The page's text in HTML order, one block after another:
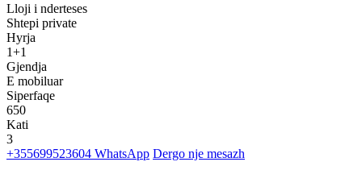
Lloji i nderteses
Shtepi private
Hyrja
1+1
Gjendja
E mobiluar
Siperfaqe
650
Kati
3
+355699523604 WhatsApp Dergo nje mesazh